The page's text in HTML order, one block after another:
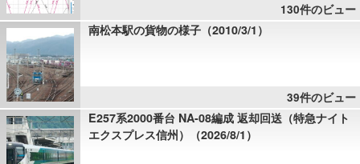
130件のビュー
南松本駅の貨物の様子（2010/3/1）
39件のビュー
E257系2000番台 NA-08編成 返却回送（特急ナイト
エクスプレス信州）（2026/8/1）